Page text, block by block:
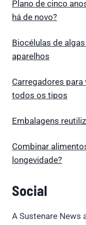
Plano de cinco
há de novo?
Biocélulas de
aparelhos
Carregadores
todos os tipos
Embalagens
Combinar
longevidade?
Social
A Sustenare News